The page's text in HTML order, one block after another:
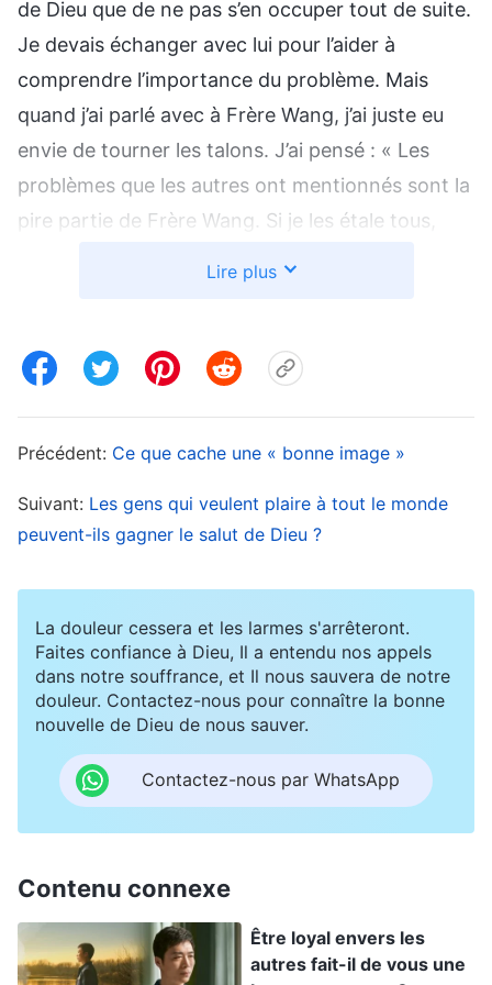
de Dieu que de ne pas s’en occuper tout de suite.
Je devais échanger avec lui pour l’aider à
comprendre l’importance du problème. Mais
quand j’ai parlé avec à Frère Wang, j’ai juste eu
envie de tourner les talons. J’ai pensé : « Les
problèmes que les autres ont mentionnés sont la
pire partie de Frère Wang. Si je les étale tous,
comme s’il n’avait aucun mérite ? Ne serait-ce
pense que je le vise personnellement ? On se voit
devient tendue ? » Alors j’ai pensé qu’il disait
toujours qu’il avait un tempérament arrogant
dans les réunions. Si je me contentais d’y faire
pour lui et notre relation risquerait moins de se
dégrader. Du coup, dans notre échange, je n’ai
fait qu’effleurer le sujet. J’ai dit qu’il était arrogant
écoutée, a reconnu qu’il avait ces problèmes et
mais je n’ai rien ajouté. Puisqu’il n’avait gagné
aucune vraie compréhension de lui-même, il est
resté aussi entêté dans son devoir et incapable
Lire plus
Précédent: Ce que cache une « bonne image »
Suivant: Les gens qui veulent plaire à tout le monde
peuvent-ils gagner le salut de Dieu ?
La douleur cessera et les larmes s'arrêteront.
Faites confiance à Dieu, Il a entendu nos appels
dans notre souffrance, et Il nous sauvera de notre
douleur. Contactez-nous pour connaître la bonne
nouvelle de Dieu de nous sauver.
Contactez-nous par WhatsApp
Contenu connexe
Être loyal envers les
autres fait-il de vous une